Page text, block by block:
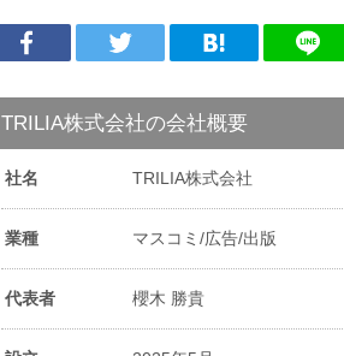
TRILIA株式会社の会社概要
社名 TRILIA株式会社
業種 マスコミ/広告/出版
代表者 櫻木 勝貴